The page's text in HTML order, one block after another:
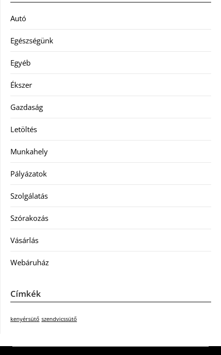
Autó
Egészségünk
Egyéb
Ékszer
Gazdaság
Letöltés
Munkahely
Pályázatok
Szolgálatás
Szórakozás
Vásárlás
Webáruház
Címkék
kenyérsütő szendvicssütő